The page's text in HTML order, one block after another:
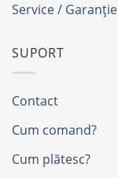
Service / Garanție
SUPORT
Contact
Cum comand?
Cum plătesc?